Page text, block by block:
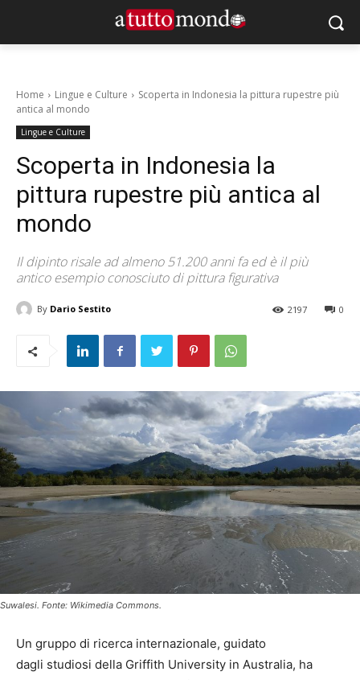
Home Lingue e Culture
Scoperta in Indonesia la pittura rupestre più
antica al mondo
Lingue e Culture
Scoperta in Indonesia la
pittura rupestre più antica al
mondo
Il dipinto risale ad almeno 51.200 anni fa ed è il più
antico esempio conosciuto di pittura figurativa
By Dario Sestito 0
2197
Suwalesi. Fonte: Wikimedia Commons.
Un gruppo di ricerca internazionale, guidato
dagli studiosi della Griffith University in Australia, ha